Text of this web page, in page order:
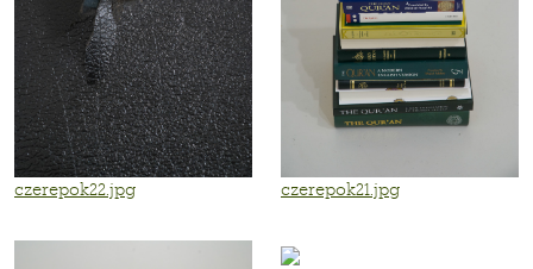
czerepok22.jpg czerepok21.jpg